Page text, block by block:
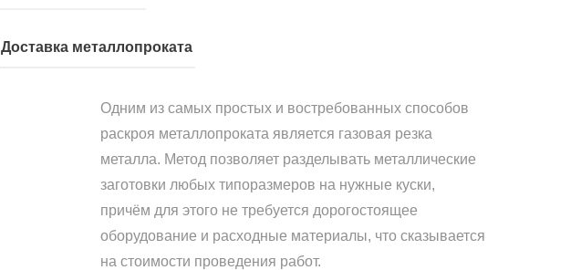
Доставка металлопроката
Одним из самых простых и востребованных способов
раскроя металлопроката является газовая резка
металла. Метод позволяет разделывать металлические
заготовки любых типоразмеров на нужные куски,
причём для этого не требуется дорогостоящее
оборудование и расходные материалы, что сказывается
на стоимости проведения работ.